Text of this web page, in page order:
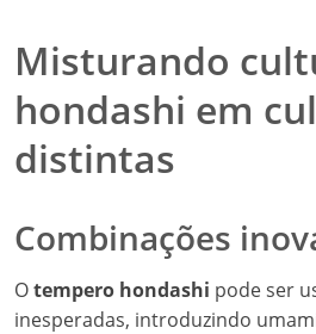
Misturando
hondashi em
distintas
Combinações
Otempero hondashi pode ser
inesperadas, introduzindo